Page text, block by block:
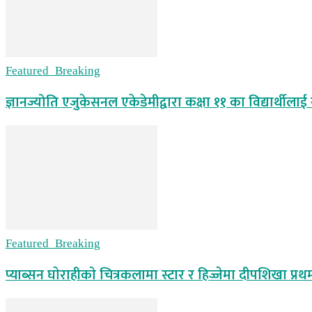
Featured_Breaking
ज्ञानज्योति एजुकेसनल एकेडेमीद्वारा कक्षा ११ का
Featured_Breaking
प्याब्सन घाेराहीकाे चित्रकलामा स्टार र हिज्जेमा दीपशिखा